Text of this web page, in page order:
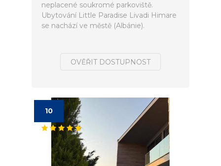
neplacené soukromé parkoviště.
Ubytování Little Paradise Livadi Himare
se nachází ve městě (Albánie).
OVĚŘIT DOSTUPNOST
10